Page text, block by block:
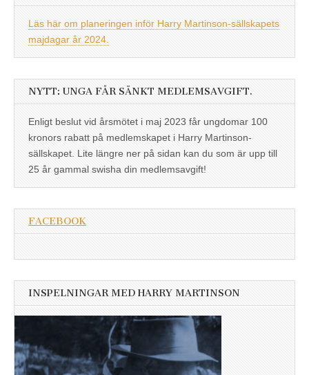
Läs här om planeringen inför Harry Martinson-sällskapets
majdagar år 2024.
NYTT: UNGA FÅR SÄNKT MEDLEMSAVGIFT.
Enligt beslut vid årsmötet i maj 2023 får ungdomar 100
kronors rabatt på medlemskapet i Harry Martinson-
sällskapet. Lite längre ner på sidan kan du som är upp till
25 år gammal swisha din medlemsavgift!
FACEBOOK
INSPELNINGAR MED HARRY MARTINSON